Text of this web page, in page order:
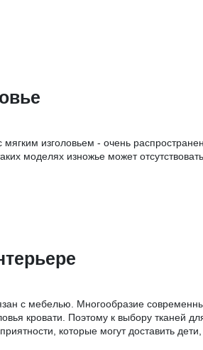
мягким изголовьем - очень
моделях изножье может
с мебелью. Многообразие
кровати. Поэтому к выбору тканей
которые могут доставить